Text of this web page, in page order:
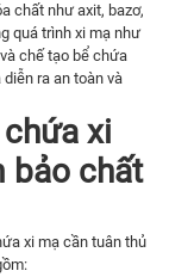
chất như axit, bazơ,
quá trình xi mạ như
chế tạo bể chứa
ra an toàn và
xi
bảo chất
xi mạ cần tuân thủ